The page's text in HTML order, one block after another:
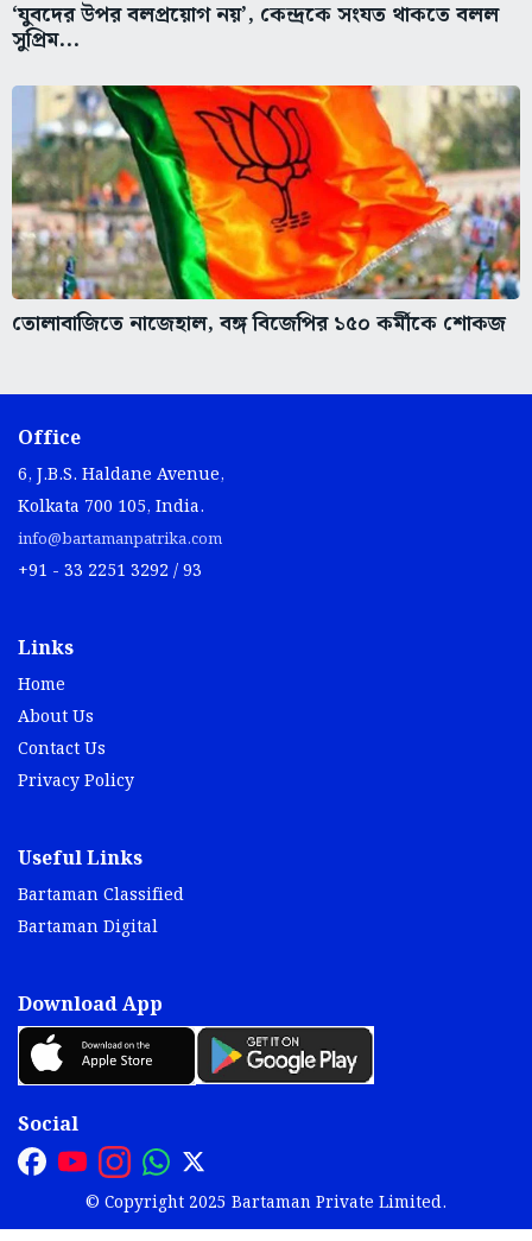
‘যুবদের উপর বলপ্রয়োগ নয়’, কেন্দ্রকে সংযত থাকতে বলল
সুপ্রিম...
তোলাবাজিতে নাজেহাল, বঙ্গ বিজেপির ১৫০ কর্মীকে শোকজ
Office
6, J.B.S. Haldane Avenue,
Kolkata 700 105, India.
info@bartamanpatrika.com
+91 - 33 2251 3292 / 93
Links
Home
About Us
Contact Us
Privacy Policy
Useful Links
Bartaman Classified
Bartaman Digital
Download App
Social
© Copyright 2025 Bartaman Private Limited.